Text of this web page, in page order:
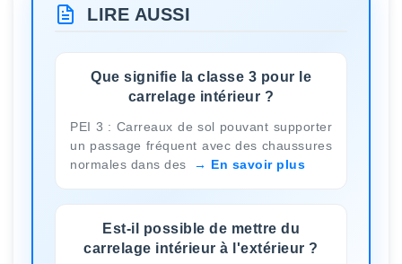
LIRE AUSSI
Que signifie la classe 3 pour le
carrelage intérieur ?
PEI 3 : Carreaux de sol pouvant supporter
un passage fréquent avec des chaussures
normales dans des
En savoir plus
Est-il possible de mettre du
carrelage intérieur à l'extérieur ?